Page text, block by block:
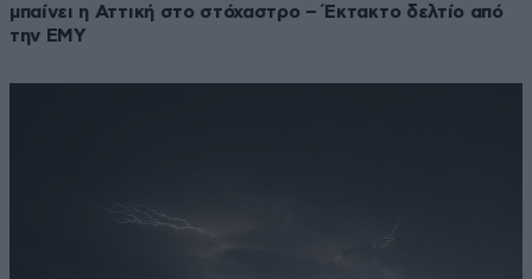
μπαίνει η Αττική στο στόχαστρο – Έκτακτο δελτίο από
την ΕΜΥ